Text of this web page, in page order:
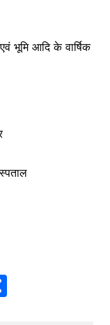
भूमि आदि के वार्षिक
S